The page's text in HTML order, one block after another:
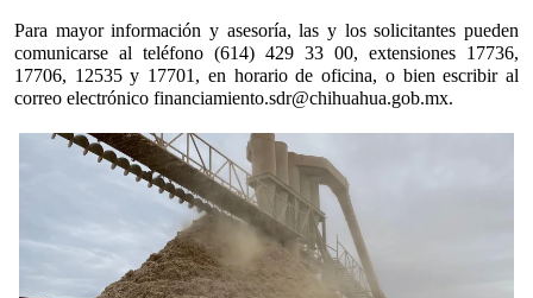
Para mayor información y asesoría, las y los solicitantes pueden
comunicarse al teléfono (614) 429 33 00, extensiones 17736,
17706, 12535 y 17701, en horario de oficina, o bien escribir al
correo electrónico financiamiento.sdr@chihuahua.gob.mx.